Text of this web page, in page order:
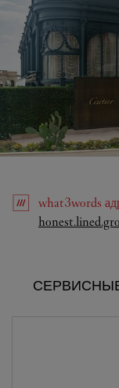
what3words